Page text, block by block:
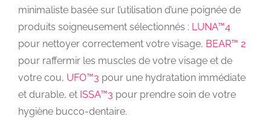
minimaliste basée sur l’utilisation d’une poignée de
produits soigneusement sélectionnés : LUNA™4
pour nettoyer correctement votre visage, BEAR™ 2
pour raffermir les muscles de votre visage et de
votre cou, UFO™3 pour une hydratation immédiate
et durable, et ISSA™3 pour prendre soin de votre
hygiène bucco-dentaire.